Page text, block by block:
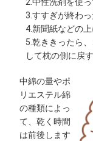
3.すすぎが終わ
4.新聞紙などの
5.乾ききったら
して枕の側に戻
中綿の量やポ
リエステル綿
の種類によっ
て、乾く時間
は前後します